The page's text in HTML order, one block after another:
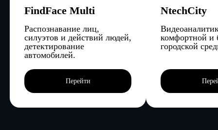
FindFace Multi
Распознавание лиц,
силуэтов и действий людей,
детектирование
автомобилей.
Перейти
NtechCity
комфортной и
городской